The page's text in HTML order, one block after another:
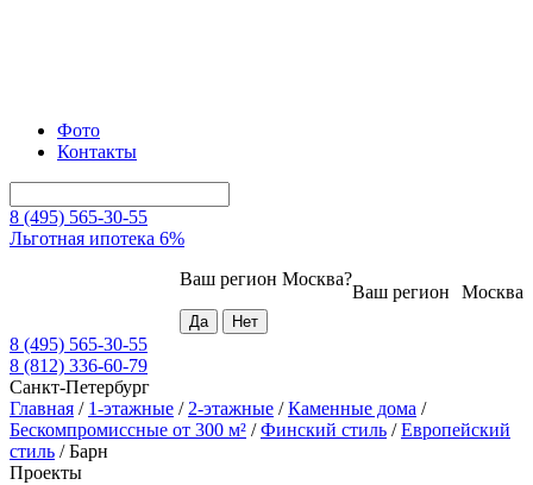
Фото
Контакты
8 (495) 565-30-55
Льготная ипотека 6%
Москва
Ваш регион
Ваш регион Москва?
8 (495) 565-30-55
8 (812) 336-60-79
Санкт-Петербург
Главная / 1-этажные / 2-этажные /Каменные дома /
Бескомпромиссные от 300 м² /Финский стиль /Европейский
стиль /Барн
Проекты